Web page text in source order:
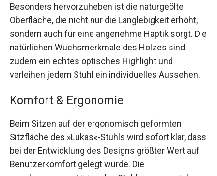
Besonders hervorzuheben ist die naturgeölte
Oberfläche, die nicht nur die Langlebigkeit erhöht,
sondern auch für eine angenehme Haptik sorgt. Die
natürlichen Wuchsmerkmale des Holzes sind
zudem ein echtes optisches Highlight und
verleihen jedem Stuhl ein individuelles Aussehen.
Komfort & Ergonomie
Beim Sitzen auf der ergonomisch geformten
Sitzfläche des »Lukas«-Stuhls wird sofort klar, dass
bei der Entwicklung des Designs größter Wert auf
Benutzerkomfort gelegt wurde. Die